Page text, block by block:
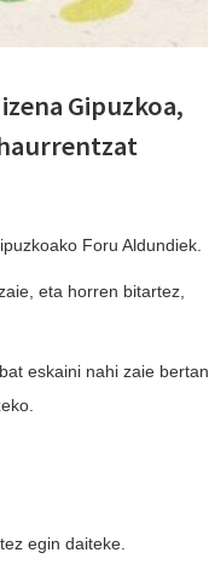
Gipuzkoa,
Foru Aldundiek.
eta horren bitartez,
eskaini nahi zaie bertan
egin daiteke.